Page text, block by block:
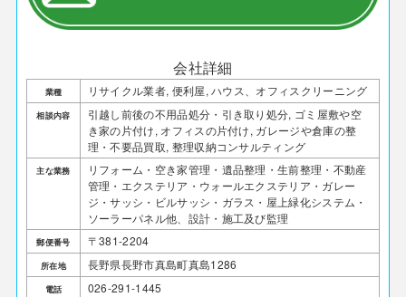
会社詳細
業種 リサイクル業者, 便利屋, ハウス、オフィスクリーニング
相談内容
引越し前後の不用品処分・引き取り処分, ゴミ屋敷や空
き家の片付け, オフィスの片付け, ガレージや倉庫の整
理・不要品買取, 整理収納コンサルティング
主な業務
リフォーム・空き家管理・遺品整理・生前整理・不動産
管理・エクステリア・ウォールエクステリア・ガレー
ジ・サッシ・ビルサッシ・ガラス・屋上緑化システム・
ソーラーパネル他、設計・施工及び監理
郵便番号 〒381-2204
所在地 長野県長野市真島町真島1286
電話 026-291-1445